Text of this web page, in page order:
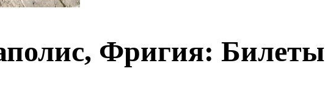
Фригия: Билеты